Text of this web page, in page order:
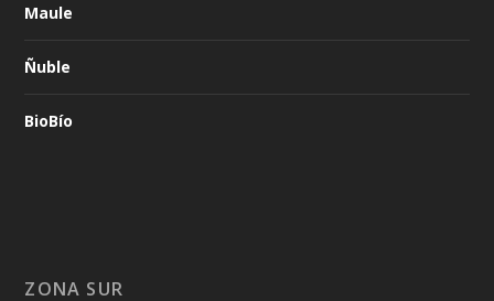
Maule
Ñuble
BioBío
ZONA SUR